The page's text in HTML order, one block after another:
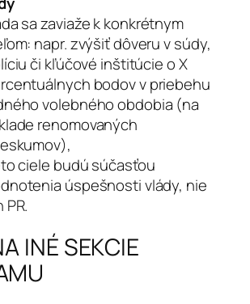
sa zaviaže k konkrétnym
napr. zvýšiť dôveru v súdy,
či kľúčové inštitúcie o X
bodov v priebehu
volebného obdobia (na
renomovaných
ciele budú súčasťou
úspešnosti vlády, nie
PR.
INÉ SEKCIE